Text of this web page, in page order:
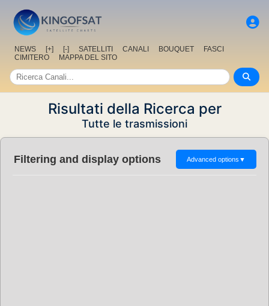
NEWS [+] [-] SATELLITI CANALI BOUQUET
FASCI
CIMITERO
MAPPA DEL SITO
Risultati della Ricerca per
Tutte le trasmissioni
Filtering and display options Advanced options ▼